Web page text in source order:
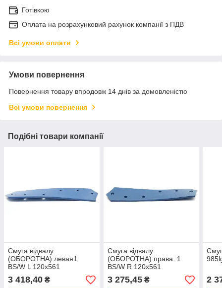
Готівкою
Оплата на розрахунковий рахунок компанії з ПДВ
Всі умови оплати
Умови повернення
Повернення товару впродовж 14 днів за домовленістю
Всі умови повернення
Подібні товари компанії
Смуга відвалу
(ОБОРОТНА) левая1
BS/W L 120x561
3 418,40 ₴
Смуга відвалу
(ОБОРОТНА) права. 1
BS/W R 120x561
3 275,45₴ 2